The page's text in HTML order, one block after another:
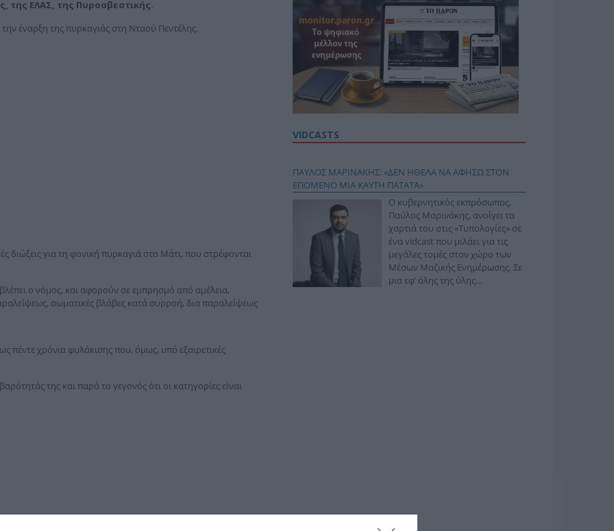
της ΕΛΑΣ, της Πυροσβεστικής.
την έναρξη της πυρκαγιάς στη Νταού Πεντέλης.
διώξεις για τη φονική πυρκαγιά στο Μάτι, που στρέφονται
ο νόμος, και αφορούν σε εμπρησμό από αμέλεια,
σωματικές βλάβες κατά συρροή, δια παραλείψεως
πέντε χρόνια φυλάκισης που, όμως, υπό εξαιρετικές
της και παρά το γεγονός ότι οι κατηγορίες είναι
VIDCASTS
ΠΑΥΛΟΣ ΜΑΡΙΝΑΚΗΣ: «ΔΕΝ ΗΘΕΛΑ ΝΑ ΑΦΗΣΩ ΣΤΟΝ
ΕΠΟΜΕΝΟ ΜΙΑ ΚΑΥΤΗ ΠΑΤΑΤΑ»
Ο κυβερνητικός εκπρόσωπος,
Παύλος Μαρινάκης, ανοίγει τα
χαρτιά του στις «Τυπολογίες» σε
ένα vidcast που μιλάει για τις
μεγάλες τομές στον χώρο των
Μέσων Μαζικής Ενημέρωσης. Σε
μια εφ’ όλης της ύλης